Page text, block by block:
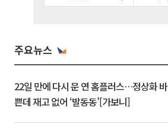
주요뉴스
22일 만에 다시 문 연 홈플러스…정상화 바
쁜데 재고 없어 ‘발동동’[가보니]